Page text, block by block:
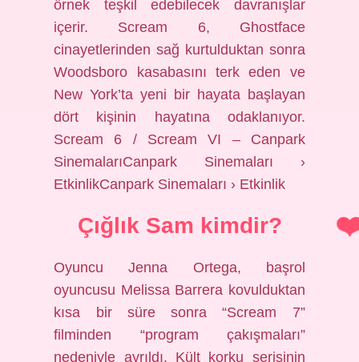
örnek teşkil edebilecek davranışlar
içerir. Scream 6, Ghostface
cinayetlerinden sağ kurtulduktan sonra
Woodsboro kasabasını terk eden ve
New York’ta yeni bir hayata başlayan
dört kişinin hayatına odaklanıyor.
Scream 6 / Scream VI – Canpark
SinemalarıCanpark Sinemaları ›
EtkinlikCanpark Sinemaları › Etkinlik
Çığlık Sam kimdir?
Oyuncu Jenna Ortega, başrol
oyuncusu Melissa Barrera kovulduktan
kısa bir süre sonra “Scream 7”
filminden “program çakışmaları”
nedeniyle ayrıldı. Kült korku serisinin